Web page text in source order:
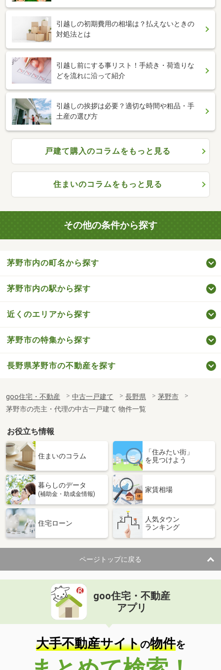
引越しの初期費用の相場は？払えないときの
対処法とは
引越し前にする事リスト！手続き・荷造りな
どを流れに沿って紹介
引越しの挨拶は必要？適切な時間や粗品・手
土産の選び方
戸建て購入のコラムをもっと見る
住まいのコラムをもっと見る
その他の条件から探す
茅野市内の町名から探す
茅野市内の駅から探す
近くのエリアから探す
茅野市の特集から探す
長野県茅野市の不動産を探す
goo住宅・不動産 中古一戸建て 長野県
茅野市
茅野市の売主・代理の中古一戸建て 物件一覧
お役立ち情報
住まいのコラム
「住みたい街」
を見つけよう
暮らしのデータ
(補助金・助成金情報)
家賃相場
住宅ローン
人気タウン
ランキング
ページトップに戻る
goo住宅・不動産
アプリ
大手不動産サイトの物件を